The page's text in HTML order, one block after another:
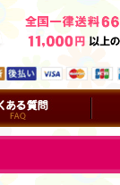
お問